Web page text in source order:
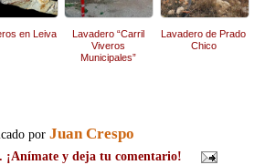
en Leiva
Lavadero “Carril
Viveros
Municipales”
Lavadero de Prado
Chico
por Juan Crespo
¡Anímate y deja tu comentario!